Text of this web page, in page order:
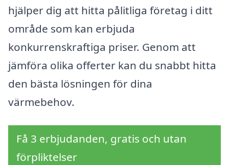
hjälper dig att hitta pålitliga företag i ditt
område som kan erbjuda
konkurrenskraftiga priser. Genom att
jämföra olika offerter kan du snabbt hitta
den bästa lösningen för dina
värmebehov.
Få 3 erbjudanden, gratis och utan
förpliktelser